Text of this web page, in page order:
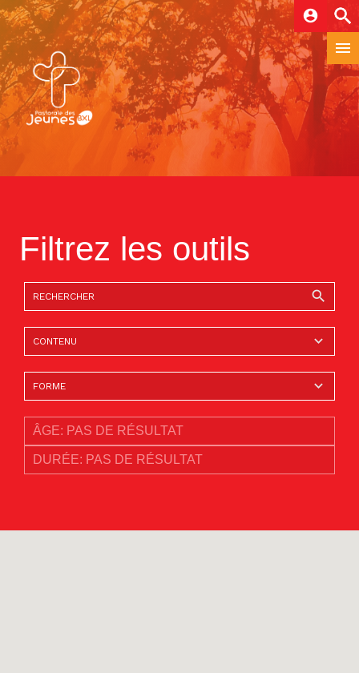
account_circle
Filtrez les outils